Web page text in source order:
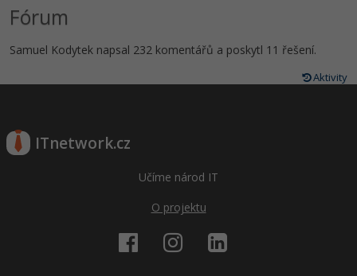
Fórum
Samuel Kodytek napsal 232 komentářů a poskytl 11 řešení.
Aktivity
ITnetwork.cz
Učíme národ IT
O projektu